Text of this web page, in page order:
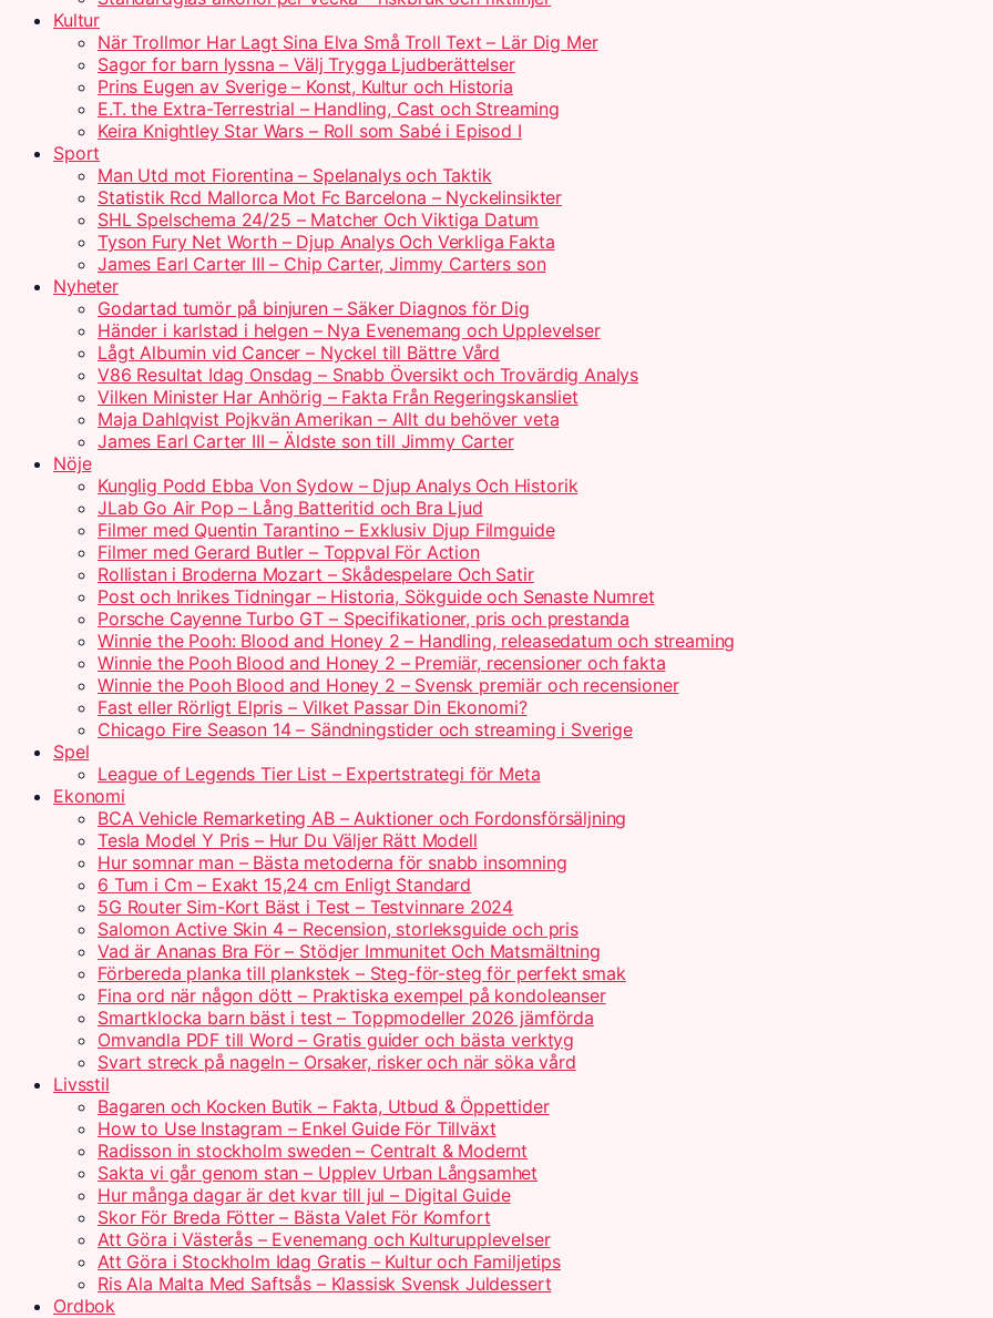
Kultur
När Trollmor Har Lagt Sina Elva Små Troll Text – Lär Dig Mer
Sagor for barn lyssna – Välj Trygga Ljudberättelser
Prins Eugen av Sverige – Konst, Kultur och Historia
E.T. the Extra-Terrestrial – Handling, Cast och Streaming
Keira Knightley Star Wars – Roll som Sabé i Episod I
Sport
Man Utd mot Fiorentina – Spelanalys och Taktik
Statistik Rcd Mallorca Mot Fc Barcelona – Nyckelinsikter
SHL Spelschema 24/25 – Matcher Och Viktiga Datum
Tyson Fury Net Worth – Djup Analys Och Verkliga Fakta
James Earl Carter III – Chip Carter, Jimmy Carters son
Nyheter
Godartad tumör på binjuren – Säker Diagnos för Dig
Händer i karlstad i helgen – Nya Evenemang och Upplevelser
Lågt Albumin vid Cancer – Nyckel till Bättre Vård
V86 Resultat Idag Onsdag – Snabb Översikt och Trovärdig Analys
Vilken Minister Har Anhörig – Fakta Från Regeringskansliet
Maja Dahlqvist Pojkvän Amerikan – Allt du behöver veta
James Earl Carter III – Äldste son till Jimmy Carter
Nöje
Kunglig Podd Ebba Von Sydow – Djup Analys Och Historik
JLab Go Air Pop – Lång Batteritid och Bra Ljud
Filmer med Quentin Tarantino – Exklusiv Djup Filmguide
Filmer med Gerard Butler – Toppval För Action
Rollistan i Broderna Mozart – Skådespelare Och Satir
Post och Inrikes Tidningar – Historia, Sökguide och Senaste Numret
Porsche Cayenne Turbo GT – Specifikationer, pris och prestanda
Winnie the Pooh: Blood and Honey 2 – Handling, releasedatum och streaming
Winnie the Pooh Blood and Honey 2 – Premiär, recensioner och fakta
Winnie the Pooh Blood and Honey 2 – Svensk premiär och recensioner
Fast eller Rörligt Elpris – Vilket Passar Din Ekonomi?
Chicago Fire Season 14 – Sändningstider och streaming i Sverige
Spel
League of Legends Tier List – Expertstrategi för Meta
Ekonomi
BCA Vehicle Remarketing AB – Auktioner och Fordonsförsäljning
Tesla Model Y Pris – Hur Du Väljer Rätt Modell
Hur somnar man – Bästa metoderna för snabb insomning
6 Tum i Cm – Exakt 15,24 cm Enligt Standard
5G Router Sim-Kort Bäst i Test – Testvinnare 2024
Salomon Active Skin 4 – Recension, storleksguide och pris
Vad är Ananas Bra För – Stödjer Immunitet Och Matsmältning
Förbereda planka till plankstek – Steg-för-steg för perfekt smak
Fina ord när någon dött – Praktiska exempel på kondoleanser
Smartklocka barn bäst i test – Toppmodeller 2026 jämförda
Omvandla PDF till Word – Gratis guider och bästa verktyg
Svart streck på nageln – Orsaker, risker och när söka vård
Livsstil
Bagaren och Kocken Butik – Fakta, Utbud & Öppettider
How to Use Instagram – Enkel Guide För Tillväxt
Radisson in stockholm sweden – Centralt & Modernt
Sakta vi går genom stan – Upplev Urban Långsamhet
Hur många dagar är det kvar till jul – Digital Guide
Skor För Breda Fötter – Bästa Valet För Komfort
Att Göra i Västerås – Evenemang och Kulturupplevelser
Att Göra i Stockholm Idag Gratis – Kultur och Familjetips
Ris Ala Malta Med Saftsås – Klassisk Svensk Juldessert
Ordbok